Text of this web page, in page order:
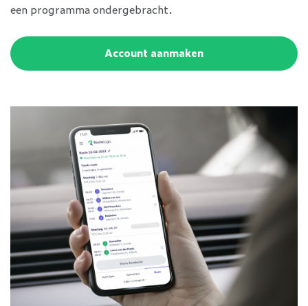
een programma ondergebracht.
Account aanmaken